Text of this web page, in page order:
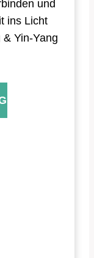
und
ins Licht
Yin-Yang